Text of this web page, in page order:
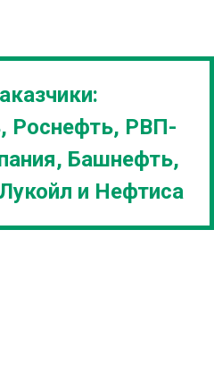
Роснефть, РВП-
Башнефть,
и Нефтиса